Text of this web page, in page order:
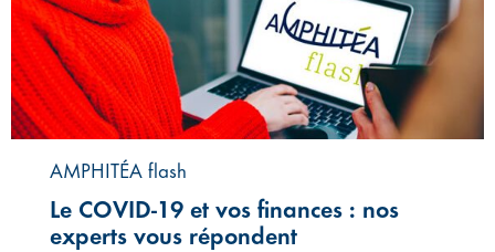
AMPHITÉA flash
Le COVID-19 et vos finances : nos
experts vous répondent